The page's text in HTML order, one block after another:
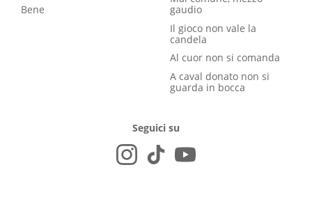
Bene
gaudio
Il gioco non vale la
candela
Al cuor non si comanda
A caval donato non si
guarda in bocca
Seguici su